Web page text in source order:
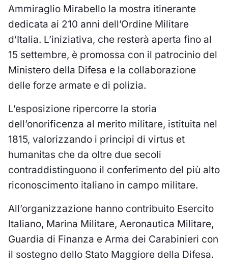
Ammiraglio Mirabello la mostra itinerante
dedicata ai 210 anni dell’Ordine Militare
d’Italia. L’iniziativa, che resterà aperta fino al
15 settembre, è promossa con il patrocinio del
Ministero della Difesa e la collaborazione
delle forze armate e di polizia.
L’esposizione ripercorre la storia
dell’onorificenza al merito militare, istituita nel
1815, valorizzando i principi di virtus et
humanitas che da oltre due secoli
contraddistinguono il conferimento del più alto
riconoscimento italiano in campo militare.
All’organizzazione hanno contribuito Esercito
Italiano, Marina Militare, Aeronautica Militare,
Guardia di Finanza e Arma dei Carabinieri con
il sostegno dello Stato Maggiore della Difesa.